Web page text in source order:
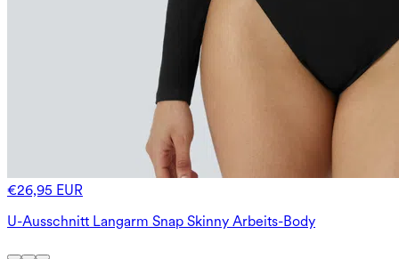
€26,95 EUR
U-Ausschnitt Langarm Snap Skinny Arbeits-Body